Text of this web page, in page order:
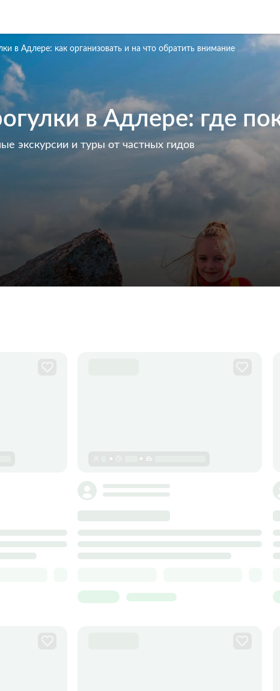
в Адлере: как организовать и на что обратить внимание
в Адлере: где
экскурсии и туры от частных гидов